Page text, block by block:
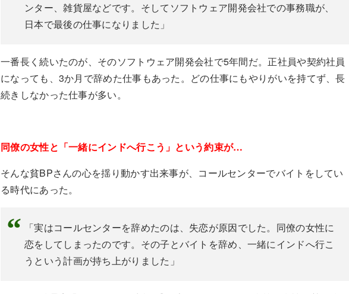
ンター、雑貨屋などです。そしてソフトウェア開発会社での事務職が、
日本で最後の仕事になりました」
一番長く続いたのが、そのソフトウェア開発会社で5年間だ。正社員や契約社員
になっても、3か月で辞めた仕事もあった。どの仕事にもやりがいを持てず、長
続きしなかった仕事が多い。
同僚の女性と「一緒にインドへ行こう」という約束が…
そんな貧BPさんの心を揺り動かす出来事が、コールセンターでバイトをしてい
る時代にあった。
「実はコールセンターを辞めたのは、失恋が原因でした。同僚の女性に
恋をしてしまったのです。その子とバイトを辞め、一緒にインドへ行こ
うという計画が持ち上がりました」